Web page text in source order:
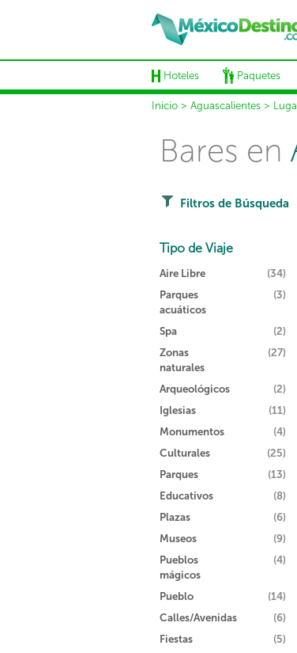
Hoteles Paquetes
Inicio > Aguascalientes >
Bares en
Filtros de Búsqueda
Tipo de Viaje
Aire Libre
(34)
Parques
acuáticos
(3)
Spa
(2)
Zonas
naturales
(27)
Arqueológicos
(2)
Iglesias
(11)
Monumentos
(4)
Culturales
(25)
Parques
(13)
Educativos
(8)
Plazas
(6)
Museos
(9)
Pueblos
mágicos
(4)
Pueblo
(14)
Calles/Avenidas
(6)
Fiestas
(5)